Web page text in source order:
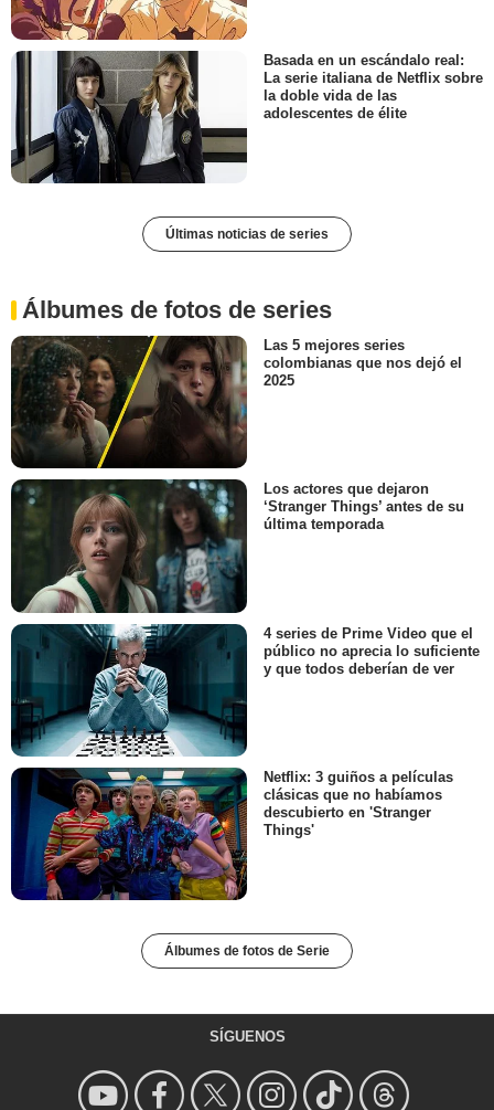
Basada en un escándalo real:
La serie italiana de Netflix sobre
la doble vida de las
adolescentes de élite
Últimas noticias de series
Álbumes de fotos de series
Las 5 mejores series
colombianas que nos dejó el
2025
Los actores que dejaron
‘Stranger Things’ antes de su
última temporada
4 series de Prime Video que el
público no aprecia lo suficiente
y que todos deberían de ver
Netflix: 3 guiños a películas
clásicas que no habíamos
descubierto en 'Stranger
Things'
Álbumes de fotos de Serie
SÍGUENOS